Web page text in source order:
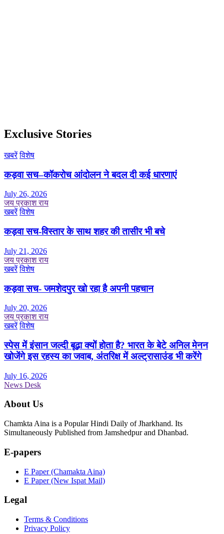
Exclusive Stories
खबरें विशेष
कड़वा सच–कॉकरोच आंदोलन ने बदल दी कई धारणाएं
July 26, 2026
जय प्रकाश राय
खबरें विशेष
कड़वा सच-विस्तार के साथ शहर की तासीर भी बचे
July 21, 2026
जय प्रकाश राय
खबरें विशेष
कड़वा सच- जमशेदपुर खो रहा है अपनी पहचान
July 20, 2026
जय प्रकाश राय
खबरें विशेष
स्पेस में इंसान जल्दी बूढ़ा क्यों होता है? भारत के बेटे अनिल मेनन
खोजेंगे इस रहस्य का जवाब, अंतरिक्ष में अल्ट्रासाउंड भी करेंगे
July 16, 2026
News Desk
About Us
Chamkta Aina is a Popular Hindi Daily of Jharkhand. Its
Simultaneously Published from Jamshedpur and Dhanbad.
E-papers
E Paper (Chamakta Aina)
E Paper (New Ispat Mail)
Legal
Terms & Conditions
Privacy Policy